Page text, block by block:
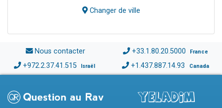
Changer de ville
Nous contacter +33.1.80.20.5000 France
+972.2.37.41.515 Israël +1.437.887.14.93 Canada